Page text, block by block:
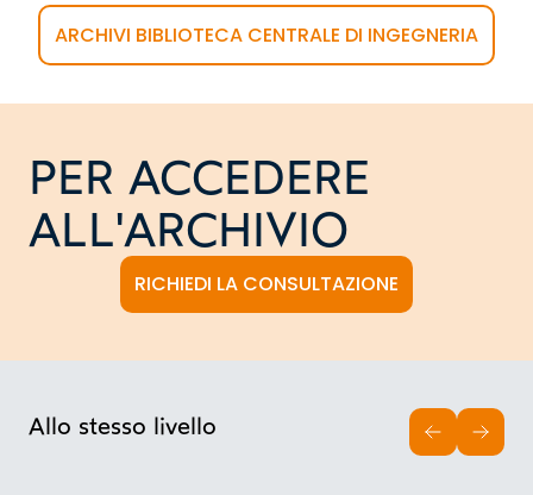
ARCHIVI BIBLIOTECA CENTRALE DI INGEGNERIA
PER ACCEDERE
ALL'ARCHIVIO
RICHIEDI LA CONSULTAZIONE
Allo stesso livello
INDIETRO